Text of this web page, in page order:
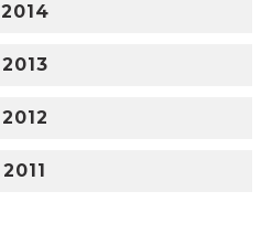
2014
2013
2012
2011